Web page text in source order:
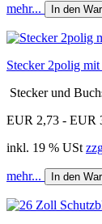
mehr... In den
Stecker 2polig
Stecker und
EUR 2,73 - EUR
inkl. 19 % USt
mehr... In den